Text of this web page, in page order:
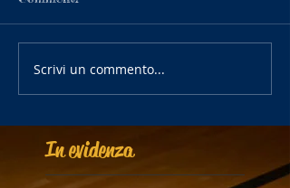
Scrivi un commento...
In evidenza